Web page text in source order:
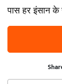
पास हर इंसान के